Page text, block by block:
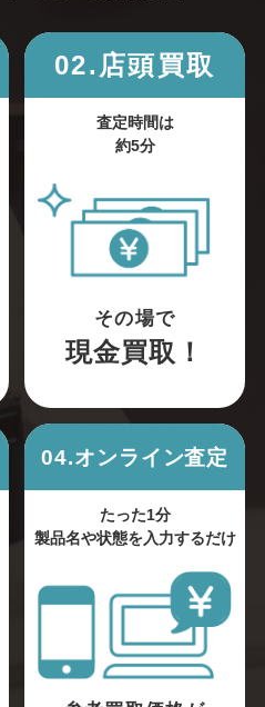
02.店頭買取
査定時間は
約5分
その場で
現金買取！
04.オンライン査定
たった1分
製品名や状態を入力するだけ